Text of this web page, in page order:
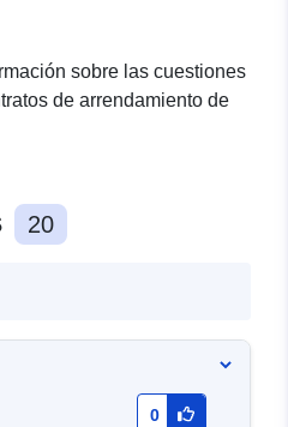
de
sobre las cuestiones
de arrendamiento de
20
0